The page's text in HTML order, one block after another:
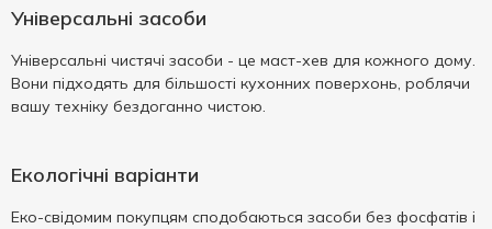
Універсальні засоби
Універсальні чистячі засоби - це маст-хев для кожного дому.
Вони підходять для більшості кухонних поверхонь, роблячи
вашу техніку бездоганно чистою.
Екологічні варіанти
Еко-свідомим покупцям сподобаються засоби без фосфатів і